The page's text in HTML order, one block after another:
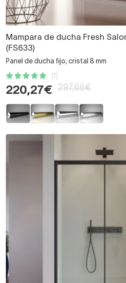
Mampara de ducha Fresh
(FS633)
Panel de ducha fijo, cristal 8 mm
(1)
220,27€ 297,66€